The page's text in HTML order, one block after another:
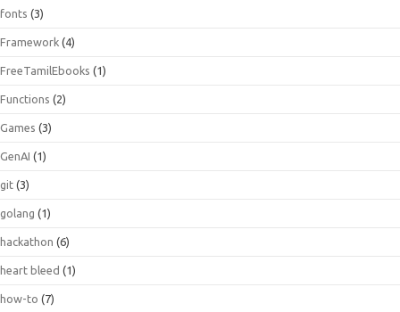
fonts (3)
Framework (4)
FreeTamilEbooks (1)
Functions (2)
Games (3)
GenAI (1)
git (3)
golang (1)
hackathon (6)
heart bleed (1)
how-to (7)